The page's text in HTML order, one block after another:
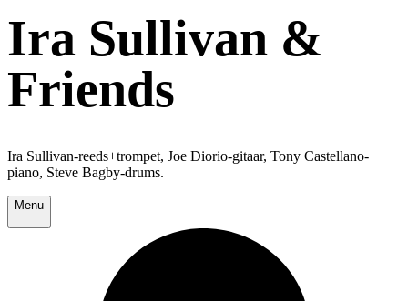
Ira Sullivan &
Friends
Ira Sullivan-reeds+trompet, Joe Diorio-gitaar, Tony Castellano-
piano, Steve Bagby-drums.
Menu